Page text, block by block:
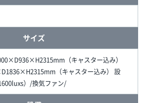
サイズ
（キャスター込み）
（キャスター込み） 設
）/換気ファン/